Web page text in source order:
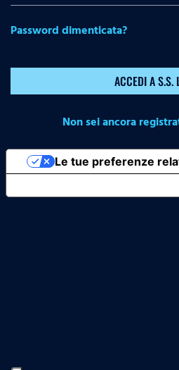
Password dimenticata?
ACCEDI A S.S.
Non sei ancora
Le tue preferenze